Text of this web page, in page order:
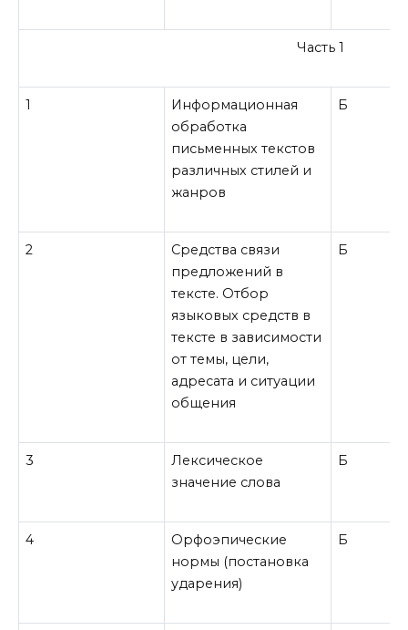
Часть 1
1
Информационная
обработка
письменных текстов
различных стилей и
жанров
Б
2
Средства связи
предложений в
тексте. Отбор
языковых средств в
тексте в зависимости
от темы, цели,
адресата и ситуации
общения
Б
3
Лексическое
значение слова
Б
4
Орфоэпические
нормы (постановка
ударения)
Б